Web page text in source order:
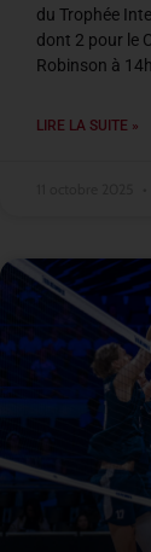
du Trophée
dont 2 pour le
Robinson à
LIRE LA SUITE »